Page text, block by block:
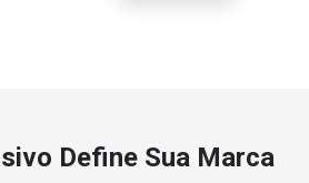
Define Sua Marca